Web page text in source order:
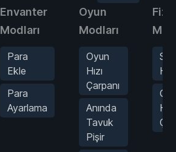
Envanter
Modları
Para
Ekle
Para
Ayarlama
Oyun
Modları
Oyun
Hızı
Çarpanı
Anında
Tavuk
Pişir
Fizik
Hız
Hızı